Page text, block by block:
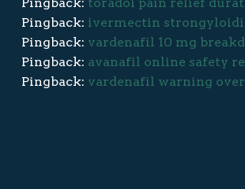
Pingback: ivermectin
Pingback: vardenafil 10 mg
Pingback: avanafil online safety
Pingback: vardenafil warning